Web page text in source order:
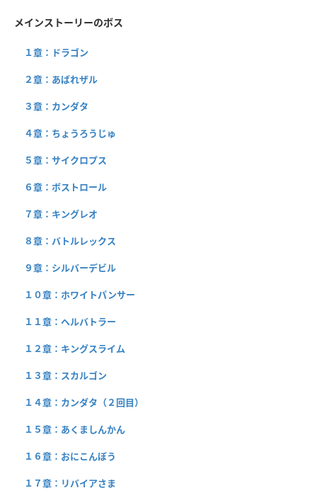
メインストーリーのボス
１章：ドラゴン
２章：あばれザル
３章：カンダタ
４章：ちょうろうじゅ
５章：サイクロプス
６章：ボストロール
７章：キングレオ
８章：バトルレックス
９章：シルバーデビル
１０章：ホワイトパンサー
１１章：ヘルバトラー
１２章：キングスライム
１３章：スカルゴン
１４章：カンダタ（２回目）
１５章：あくましんかん
１６章：おにこんぼう
１７章：リバイアさま